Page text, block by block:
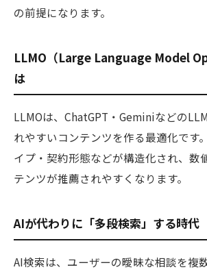
の前提になります。
LLMO（Large Language Model
は
LLMOは、ChatGPT・Geminiなどの
れやすいコンテンツを作る最適化です
イプ・契約形態などが構造化され、数
テンツが推薦されやすくなります。
AIが代わりに「多段検索」する時代
AI検索は、ユーザーの曖昧な相談を複